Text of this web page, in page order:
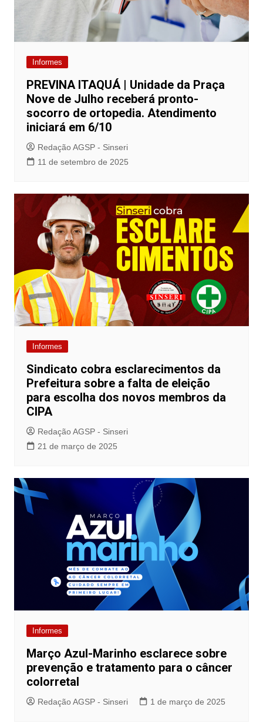
Informes
PREVINA ITAQUÁ | Unidade da Praça
Nove de Julho receberá pronto-
socorro de ortopedia. Atendimento
iniciará em 6/10
Redação AGSP - Sinseri
11 de setembro de 2025
Informes
Sindicato cobra esclarecimentos da
Prefeitura sobre a falta de eleição
para escolha dos novos membros da
CIPA
Redação AGSP - Sinseri
21 de março de 2025
Informes
Março Azul-Marinho esclarece sobre
prevenção e tratamento para o câncer
colorretal
Redação AGSP - Sinseri 1 de março de 2025